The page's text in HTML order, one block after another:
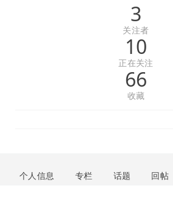
3
关注者
10
正在关注
66
收藏
个人信息 专栏 话题 回帖